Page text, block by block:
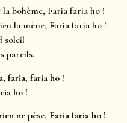
la bohème, Faria faria ho !
la mène, Faria faria ho !
soleil
pareils.
faria, faria ho !
ho !
ne pèse, Faria faria ho !